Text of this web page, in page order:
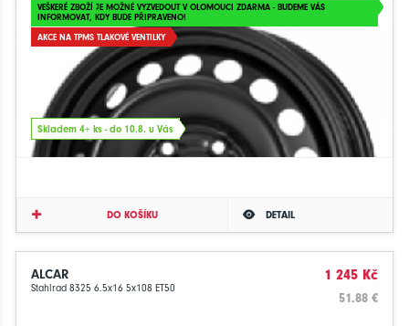
VEŠKERÉ ZBOŽÍ JE MOŽNÉ VYZVEDOUT V OLOMOUCI ZDARMA - BUDEME VÁS
INFORMOVAT, KDY BUDE PŘIPRAVENO!
AKCE NA TPMS TLAKOVÉ VENTILKY
Skladem 4+ ks - do 10.8. u Vás
DO KOŠÍKU DETAIL
ALCAR
Stahlrad 8325 6.5x16 5x108 ET50
1 245 Kč
51.88 €